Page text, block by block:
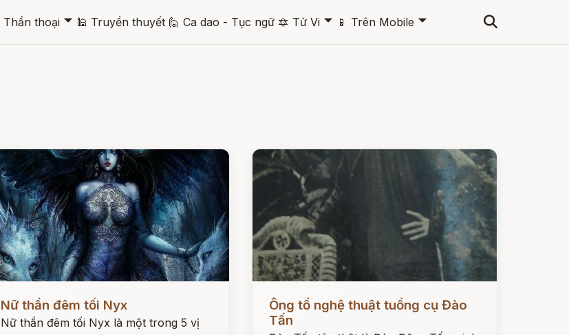
Thần thoại 🞃 🕌 Truyền thuyết 🙋 Ca dao - Tục ngữ 🔯 Tử Vi 🞃 📱 Trên Mobile 🞃
Nữ thần đêm tối Nyx
Nữ thần đêm tối Nyx là một trong 5 vị
Đọc ngay
Ông tổ nghệ thuật tuồng cụ Đào
Tấn